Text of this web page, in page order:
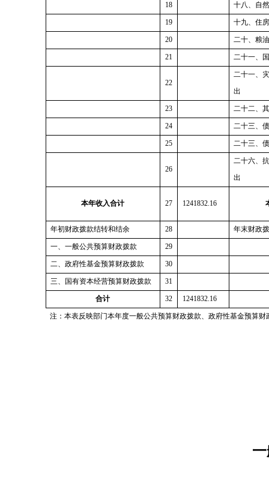
18 十八、 自
19 十九、住
20 二十、粮
21 二十一、
22
二十一、
出
23 二十二、
24 二十三、
25 二十三、
26
二十六、
出
本年收入合计 27 1241832.16
年初财政拨款结转和结余 28 年末财政
一、一般公共预算财政拨款 29
二、政府性基金预算财政拨款 30
三、国有资本经营预算财政拨款 31
合计 32 1241832.16
注：本表反映部门本年度一般公共预算财政拨款、 政府性基金预算财